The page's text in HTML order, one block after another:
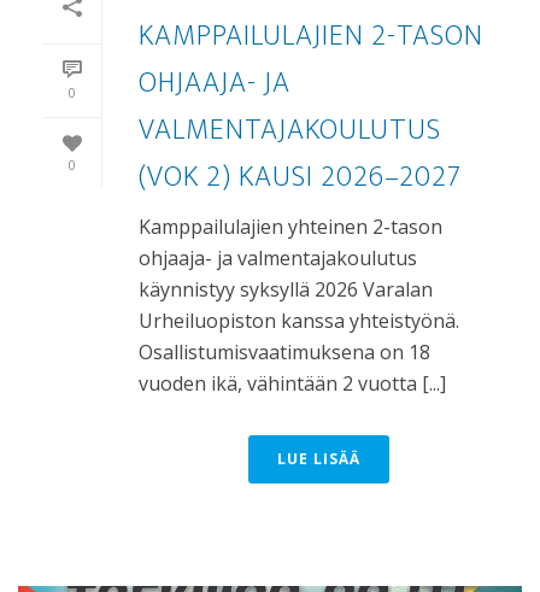
0
0
KAMPPAILULAJIEN 2-TASON
OHJAAJA- JA
VALMENTAJAKOULUTUS
(VOK 2) KAUSI 2026–2027
Kamppailulajien yhteinen 2-tason
ohjaaja- ja valmentajakoulutus
käynnistyy syksyllä 2026 Varalan
Urheiluopiston kanssa yhteistyönä.
Osallistumisvaatimuksena on 18
vuoden ikä, vähintään 2 vuotta [...]
LUE LISÄÄ